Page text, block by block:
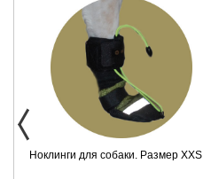
Ноклинги для собаки. Размер XXS